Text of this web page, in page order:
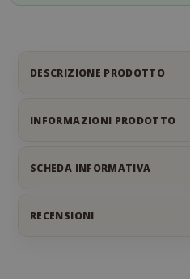
DESCRIZIONE PRODOTTO
INFORMAZIONI PRODOTTO
SCHEDA INFORMATIVA
RECENSIONI